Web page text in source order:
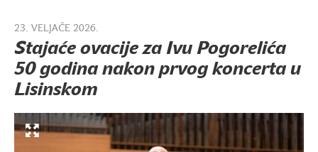
23. VELJAČE 2026.
Stajaće ovacije za Ivu Pogorelića
50 godina nakon prvog koncerta u
Lisinskom